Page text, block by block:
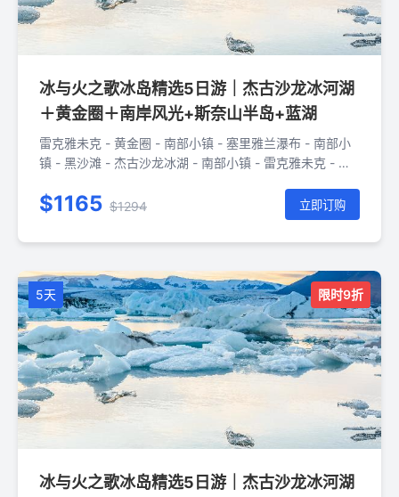
冰与火之歌冰岛精选5日游｜杰古沙龙冰河湖
＋黄金圈＋南岸风光+斯奈山半岛+蓝湖
雷克雅未克 - 黄金圈 - 南部小镇 - 塞里雅兰瀑布 - 南部小
镇 - 黑沙滩 - 杰古沙龙冰湖 - 南部小镇 - 雷克雅未克 - 蓝
$1165 $1294 立即订购
5天 限时9折
冰与火之歌冰岛精选5日游｜杰古沙龙冰河湖